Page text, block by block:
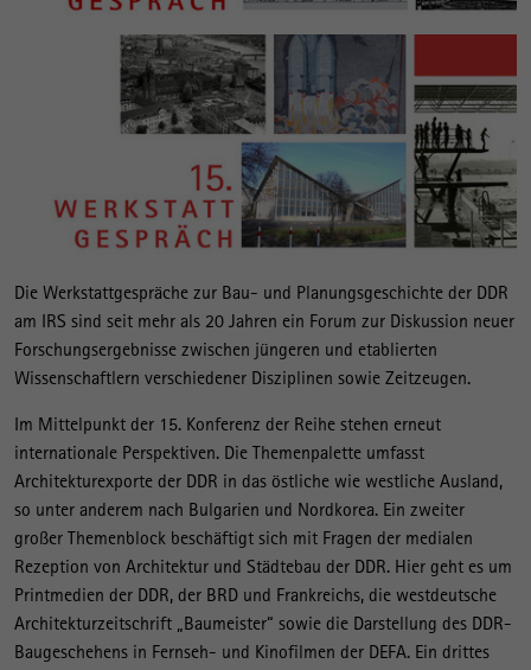
Die Werkstattgespräche zur Bau- und Planungsgeschichte der DDR
am IRS sind seit mehr als 20 Jahren ein Forum zur Diskussion neuer
Forschungsergebnisse zwischen jüngeren und etablierten
Wissenschaftlern verschiedener Disziplinen sowie Zeitzeugen.
Im Mittelpunkt der 15. Konferenz der Reihe stehen erneut
internationale Perspektiven. Die Themenpalette umfasst
Architekturexporte der DDR in das östliche wie westliche Ausland,
so unter anderem nach Bulgarien und Nordkorea. Ein zweiter
großer Themenblock beschäftigt sich mit Fragen der medialen
Rezeption von Architektur und Städtebau der DDR. Hier geht es um
Printmedien der DDR, der BRD und Frankreichs, die westdeutsche
Architekturzeitschrift „Baumeister“ sowie die Darstellung des DDR-
Baugeschehens in Fernseh- und Kinofilmen der DEFA. Ein drittes